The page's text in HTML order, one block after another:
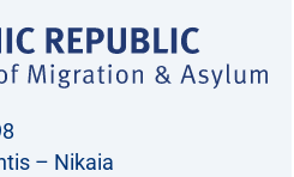
– Nikaia